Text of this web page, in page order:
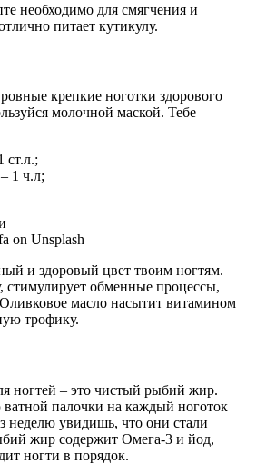
необходимо для смягчения и
питает кутикулу.
крепкие ноготки здорового
молочной маской. Тебе
ст.л.;
1 ч.л;
on Unsplash
и здоровый цвет твоим ногтям.
стимулирует обменные процессы,
масло насытит витамином
трофику.
ногтей – это чистый рыбий жир.
палочки на каждый ноготок
неделю увидишь, что они стали
жир содержит Омега-3 и йод,
ногти в порядок.